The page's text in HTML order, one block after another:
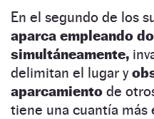
En el segundo de los
aparca empleando
simultáneamente,
delimitan el lugar y
aparcamiento de
tiene una cuantía más